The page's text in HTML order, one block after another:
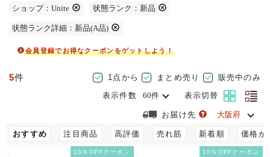
ショップ：Unite 状態ランク：新品
状態ランク詳細：新品(A品)
会員登録でお得なクーポンをゲットしよう！
5件 1点から まとめ売り
販売中のみ
表示件数
表示切替
お届け先
おすすめ 注目商品 高評価 売れ筋 新着順 価格が
10％OFFクーポン 10％OFFクーポン